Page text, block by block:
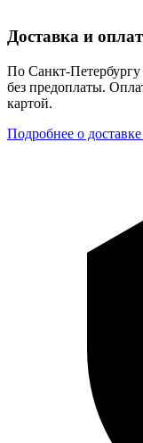
Доставка и
По Санкт-
без предоплаты.
картой.
Подробнее о